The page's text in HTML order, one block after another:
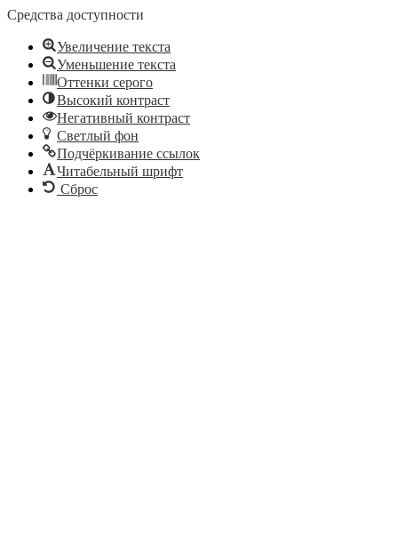
инструментов
Средства доступности
Увеличение текста
Уменьшение текста
Оттенки серого
Высокий контраст
Негативный контраст
Светлый фон
Подчёркивание ссылок
Читабельный шрифт
Сброс